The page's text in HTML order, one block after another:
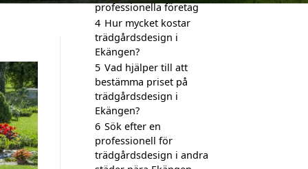
professionella företag
4 Hur mycket kostar
trädgårdsdesign i
Ekängen?
5 Vad hjälper till att
bestämma priset på
trädgårdsdesign i
Ekängen?
6 Sök efter en
professionell för
trädgårdsdesign i andra